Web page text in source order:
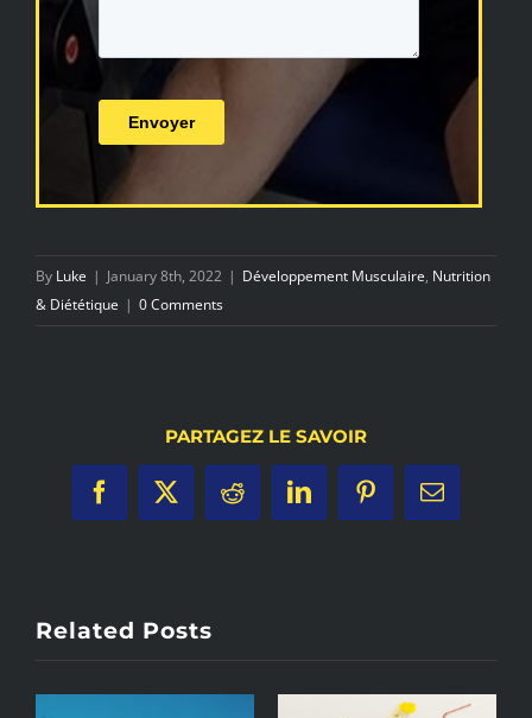
By Luke | January 8th, 2022 | Développement Musculaire, Nutrition
& Diététique | 0 Comments
PARTAGEZ LE SAVOIR
Facebook
X RedditLinkedInPinterestEmail
Related Posts